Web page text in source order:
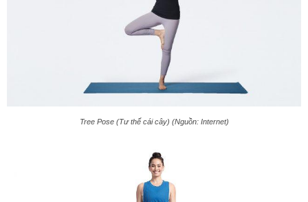
Tree Pose (Tư thế cái cây) (Nguồn: Internet)